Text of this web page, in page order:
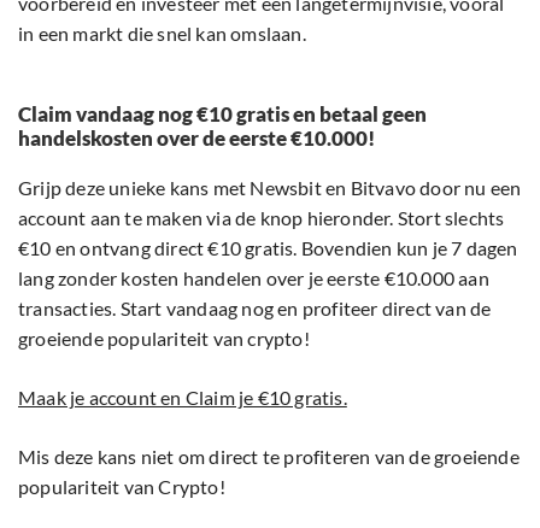
in een markt die snel kan omslaan.
Claim vandaag nog €10 gratis en betaal geen
handelskosten over de eerste €10.000!
Grijp deze unieke kans met Newsbit en Bitvavo door nu een
account aan te maken via de knop hieronder. Stort slechts
€10 en ontvang direct €10 gratis. Bovendien kun je 7 dagen
lang zonder kosten handelen over je eerste €10.000 aan
transacties. Start vandaag nog en profiteer direct van de
groeiende populariteit van crypto!
Maak je account en Claim je €10 gratis.
Mis deze kans niet om direct te profiteren van de groeiende
populariteit van Crypto!